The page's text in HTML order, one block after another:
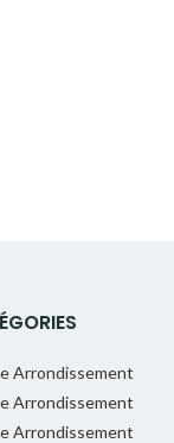
Arrondissement
Arrondissement
Arrondissement